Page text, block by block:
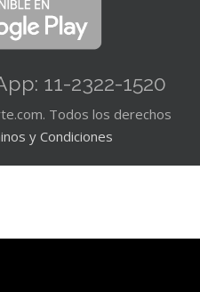
11-2322-1520
Todos los derechos
y Condiciones